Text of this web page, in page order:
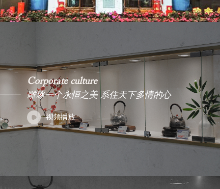
Corporate culture
雕琢一个永恒之美 系住天下多情的心
视频播放